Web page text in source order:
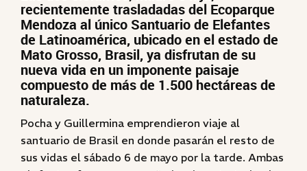
recientemente trasladadas del Ecoparque
Mendoza al único Santuario de Elefantes
de Latinoamérica, ubicado en el estado de
Mato Grosso, Brasil, ya disfrutan de su
nueva vida en un imponente paisaje
compuesto de más de 1.500 hectáreas de
naturaleza.
Pocha y Guillermina emprendieron viaje al
santuario de Brasil en donde pasarán el resto de
sus vidas el sábado 6 de mayo por la tarde. Ambas